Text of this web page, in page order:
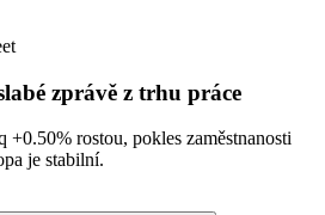
zprávě z trhu práce
+0.50% rostou, pokles zaměstnanosti
je stabilní.